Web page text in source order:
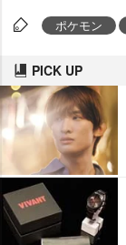
ポケモン
PICK UP